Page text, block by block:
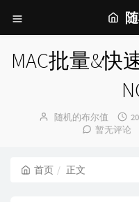
MAC批量&快
博
随机的布尔值
发
布
暂无评论
首页 正文